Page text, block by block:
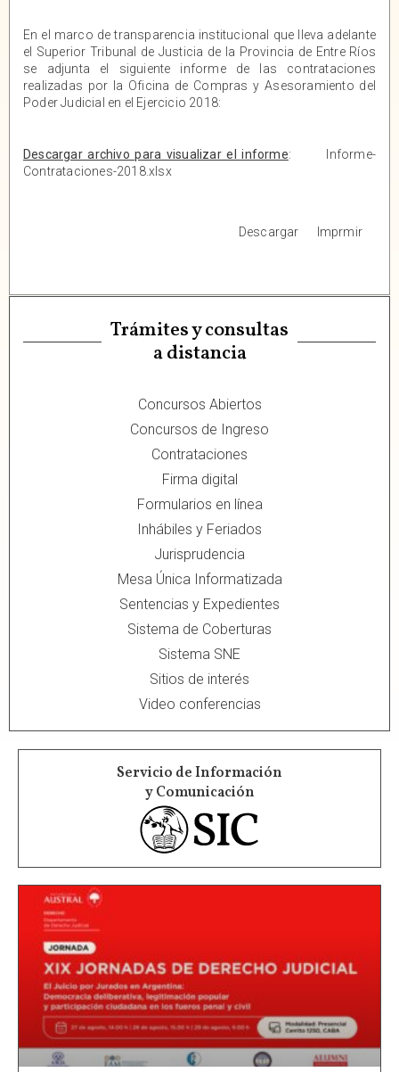
En el marco de transparencia institucional que lleva adelante
el Superior Tribunal de Justicia de la Provincia de Entre Ríos
se adjunta el siguiente informe de las contrataciones
realizadas por la Oficina de Compras y Asesoramiento del
Poder Judicial en el Ejercicio 2018:
Descargar archivo para visualizar el informe:
Informe-
Contrataciones-2018.xlsx
Descargar Imprmir
Trámites y consultas
a distancia
Concursos Abiertos
Concursos de Ingreso
Contrataciones
Firma digital
Formularios en línea
Inhábiles y Feriados
Jurisprudencia
Mesa Única Informatizada
Sentencias y Expedientes
Sistema de Coberturas
Sistema SNE
Sitios de interés
Video conferencias
Servicio de Información
y Comunicación